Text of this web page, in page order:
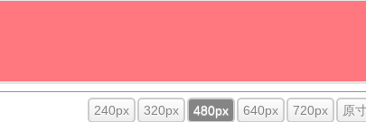
240px 320px 480px 640px 720px 原